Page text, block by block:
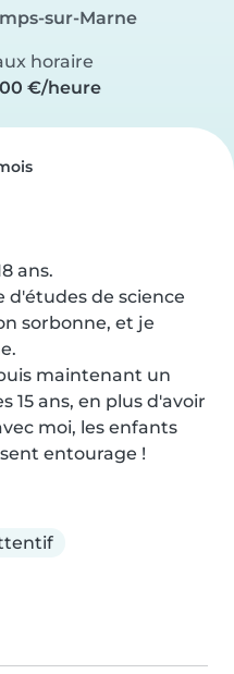
sur-Marne
horaire
€/heure
ans.
d'études de science
sorbonne, et je
maintenant un
15 ans, en plus d'avoir
moi, les enfants
entourage !